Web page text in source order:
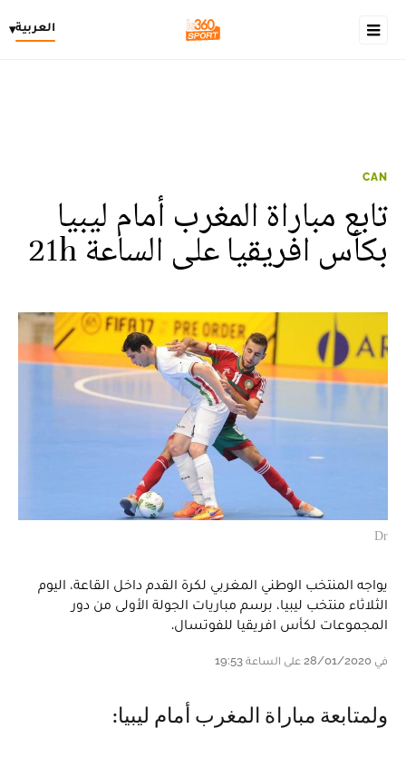
العربية▾
CAN
تابع مباراة المغرب أمام ليبيا
بكأس افريقيا على الساعة 21h
Dr
يواجه المنتخب الوطني المغربي لكرة القدم داخل القاعة، اليوم
الثلاثاء منتخب ليبيا، برسم مباريات الجولة الأولى من دور
المجموعات لكأس افريقيا للفوتسال.
في 28/01/2020 على الساعة 19:53
ولمتابعة مباراة المغرب أمام ليبيا: